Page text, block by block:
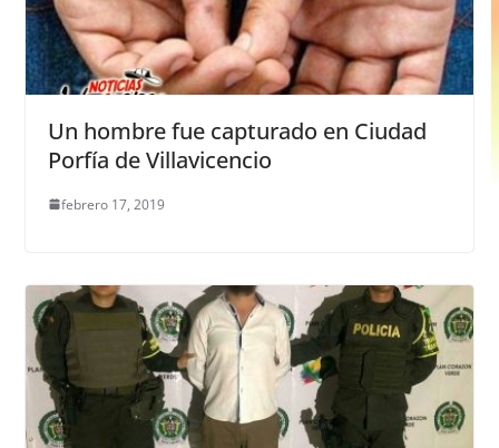
Un hombre fue capturado en Ciudad
Porfía de Villavicencio
febrero 17, 2019